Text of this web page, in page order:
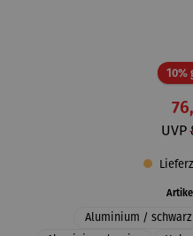
10%
UVP
Aluminium / schwarz